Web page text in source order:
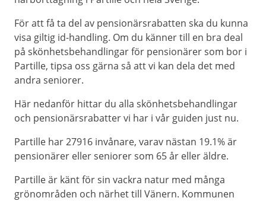
För att få ta del av pensionärsrabatten ska du kunna
visa giltig id-handling. Om du känner till en bra deal
på skönhetsbehandlingar för pensionärer som bor i
Partille, tipsa oss gärna så att vi kan dela det med
andra seniorer.
Här nedanför hittar du alla skönhetsbehandlingar
och pensionärsrabatter vi har i vår guiden just nu.
Partille har 27916 invånare, varav nästan 19.1% är
pensionärer eller seniorer som 65 år eller äldre.
Partille är känt för sin vackra natur med många
grönområden och närhet till Vänern. Kommunen